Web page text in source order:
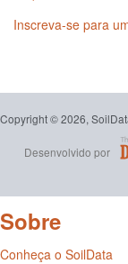
Inscreva-se para
Copyright © 2026,
Desenvolvido por
Sobre
Conheça o SoilData